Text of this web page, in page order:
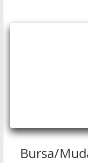
Bursa/